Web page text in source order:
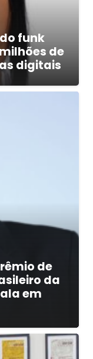
funk
de
digitais
de
da
em